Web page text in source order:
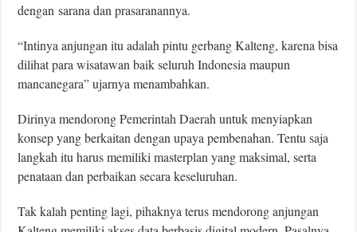
dengan sarana dan prasaranannya.
“Intinya anjungan itu adalah pintu gerbang Kalteng, karena bisa
dilihat para wisatawan baik seluruh Indonesia maupun
mancanegara” ujarnya menambahkan.
Dirinya mendorong Pemerintah Daerah untuk menyiapkan
konsep yang berkaitan dengan upaya pembenahan. Tentu saja
langkah itu harus memiliki masterplan yang maksimal, serta
penataan dan perbaikan secara keseluruhan.
Tak kalah penting lagi, pihaknya terus mendorong anjungan